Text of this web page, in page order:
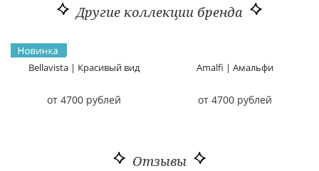
Другие коллекции бренда
Bellavista | Красивый вид
от 4700 рублей
Amalfi | Амальфи
от 4700 рублей
Отзывы